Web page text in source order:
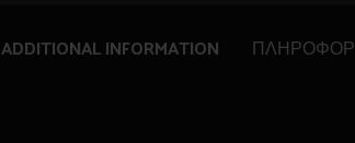
ADDITIONAL INFORMATION